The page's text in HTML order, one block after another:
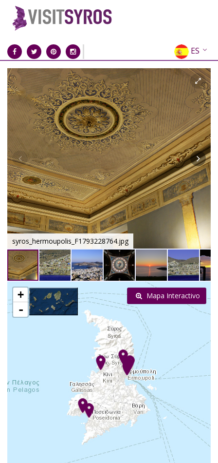
ES
EN
EL
FR
DE
IT
RU
CN
syros_hermoupolis_F1793228764.jpg
+
-
Mapa Interactivo